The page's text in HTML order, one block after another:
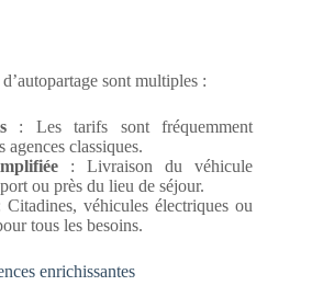
sont multiples :
: Les tarifs sont fréquemment
agences classiques.
: Livraison du véhicule
ou près du lieu de séjour.
Citadines, véhicules électriques ou
tous les besoins.
enrichissantes